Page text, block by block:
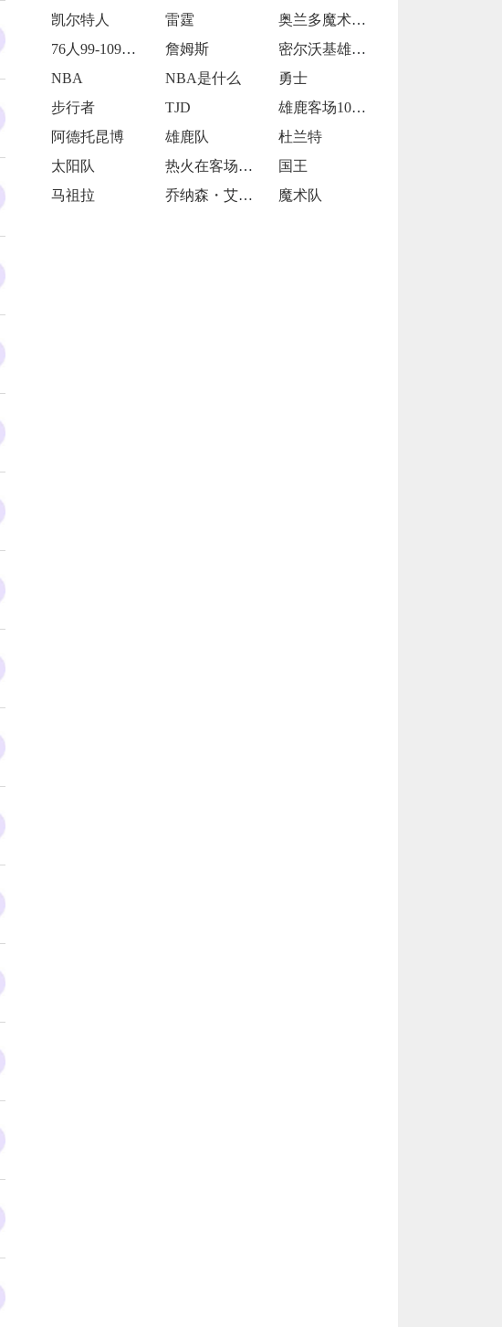
凯尔特人
雷霆
奥兰多魔术92-105犹他爵士
76人99-109不敌太阳
詹姆斯
密尔沃基雄鹿前锋克里斯·米德尔顿
NBA
NBA是什么
勇士
步行者
TJD
雄鹿客场109-106击败魔术
阿德托昆博
雄鹿队
杜兰特
太阳队
热火在客场以119-98大胜开拓者
国王
马祖拉
乔纳森・艾萨克 魔术队